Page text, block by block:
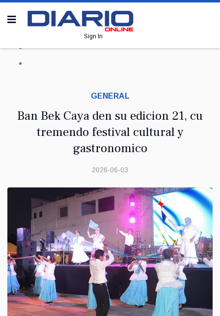
Sign In
GENERAL
Ban Bek Caya den su edicion 21, cu
tremendo festival cultural y
gastronomico
2026-06-03